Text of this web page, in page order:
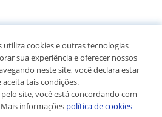
opiniões de alunos
Suas aulas particulares
utiliza cookies e outras tecnologias
sua experiência e oferecer nossos
neste site, você declara estar
aceita tais condições.
site, você está concordando com
informações política de cookies